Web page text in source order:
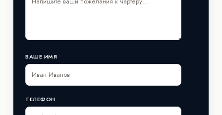
ВАШЕ ИМЯ
ТЕЛЕФОН